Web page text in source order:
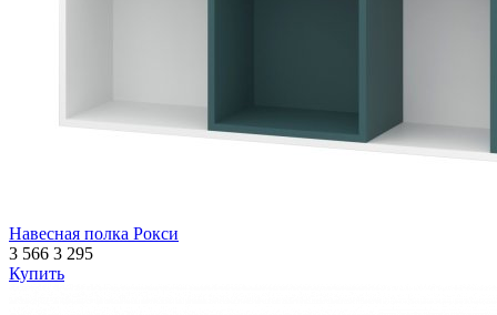
Навесная полка Рокси
3 566 3 295
Купить